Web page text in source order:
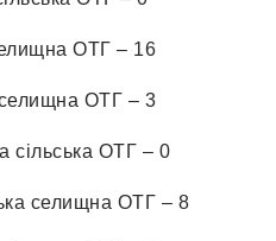
ОТГ – 16
селищна ОТГ – 3
сільська ОТГ – 0
селищна ОТГ – 8